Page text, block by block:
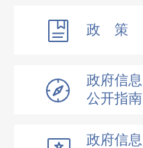
政 策
政府信息
公开指南
政府信息